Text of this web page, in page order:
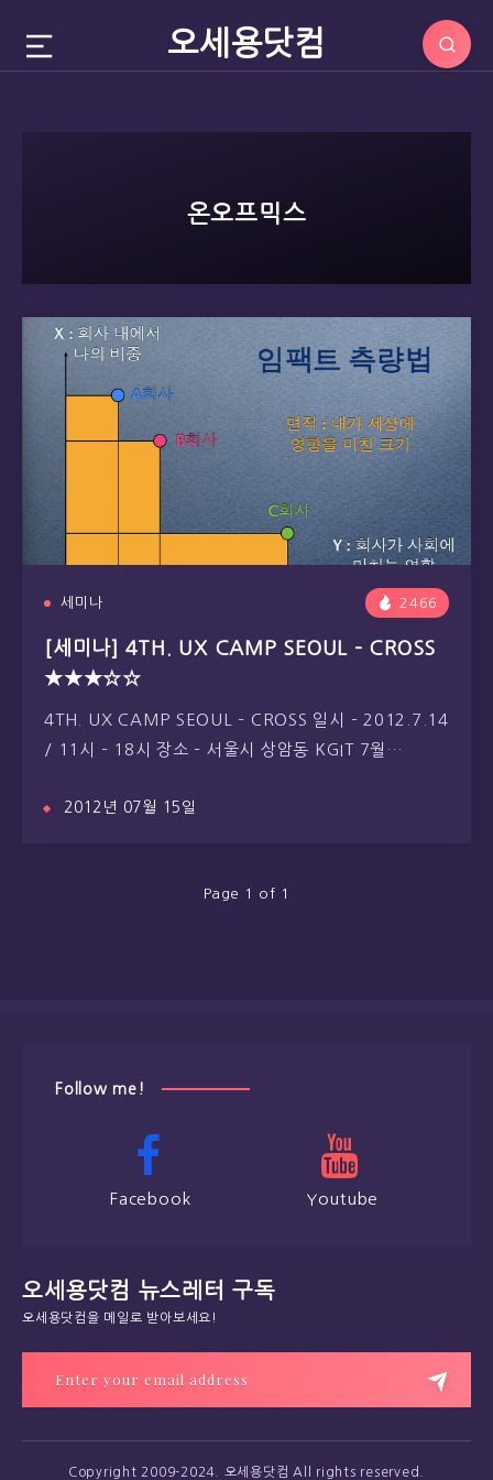
오세용닷컴
온오프믹스
세미나 2466
[세미나] 4TH. UX CAMP SEOUL – CROSS
★★★☆☆
4TH. UX CAMP SEOUL – CROSS 일시 – 2012.7.14
/ 11시 – 18시 장소 – 서울시 상암동 KGIT 7월…
2012년 07월 15일
Page 1 of 1
Follow me!
Facebook Youtube
오세용닷컴 뉴스레터 구독
오세용닷컴을 메일로 받아보세요!
Copyright 2009-2024. 오세용닷컴 All rights reserved.